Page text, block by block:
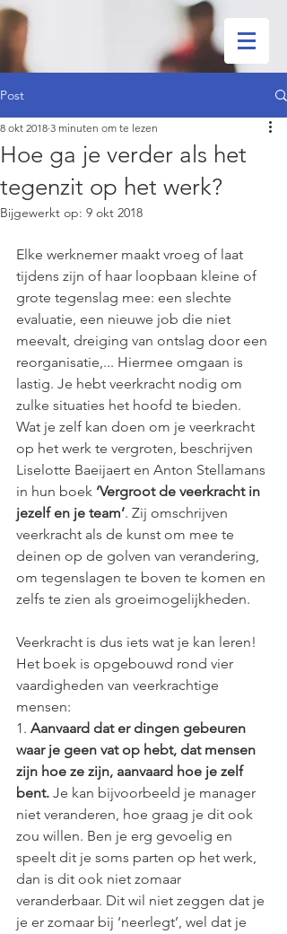
Post
Hoe ga je verder als het
tegenzit op het werk?
8 okt 2018 3 minuten om te lezen
Bijgewerkt op: 9 okt 2018
Elke werknemer maakt vroeg of laat
tijdens zijn of haar loopbaan kleine of
grote tegenslag mee: een slechte
evaluatie, een nieuwe job die niet
meevalt, dreiging van ontslag door een
reorganisatie,... Hiermee omgaan is
lastig. Je hebt veerkracht nodig om
zulke situaties het hoofd te bieden.
Wat je zelf kan doen om je veerkracht
op het werk te vergroten, beschrijven
Liselotte Baeijaert en Anton Stellamans
in hun boek ‘Vergroot de veerkracht in
jezelf en je team’. Zij omschrijven
veerkracht als de kunst om mee te
deinen op de golven van verandering,
om tegenslagen te boven te komen en
zelfs te zien als groeimogelijkheden.
Veerkracht is dus iets wat je kan leren!
Het boek is opgebouwd rond vier
vaardigheden van veerkrachtige
mensen:
1. Aanvaard dat er dingen gebeuren
waar je geen vat op hebt, dat mensen
zijn hoe ze zijn, aanvaard hoe je zelf
bent. Je kan bijvoorbeeld je manager
niet veranderen, hoe graag je dit ook
zou willen. Ben je erg gevoelig en
speelt dit je soms parten op het werk,
dan is dit ook niet zomaar
veranderbaar. Dit wil niet zeggen dat je
je er zomaar bij ‘neerlegt’, wel dat je